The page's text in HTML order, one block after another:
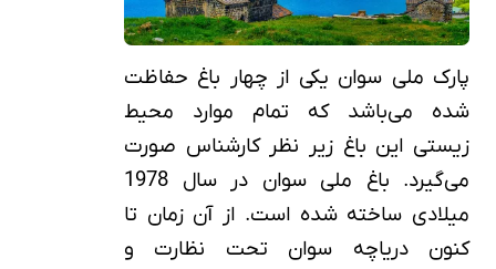
پارک ملی سوان یکی از چهار باغ حفاظت
شده می‌باشد که تمام موارد محیط
زیستی این باغ زیر نظر کارشناس صورت
می‌گیرد. باغ ملی سوان در سال 1978
میلادی ساخته شده است. از آن زمان تا
کنون دریاچه سوان تحت نظارت و